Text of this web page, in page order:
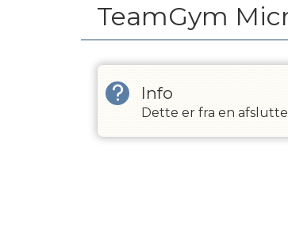
TeamGym
Info
Dette er fra en